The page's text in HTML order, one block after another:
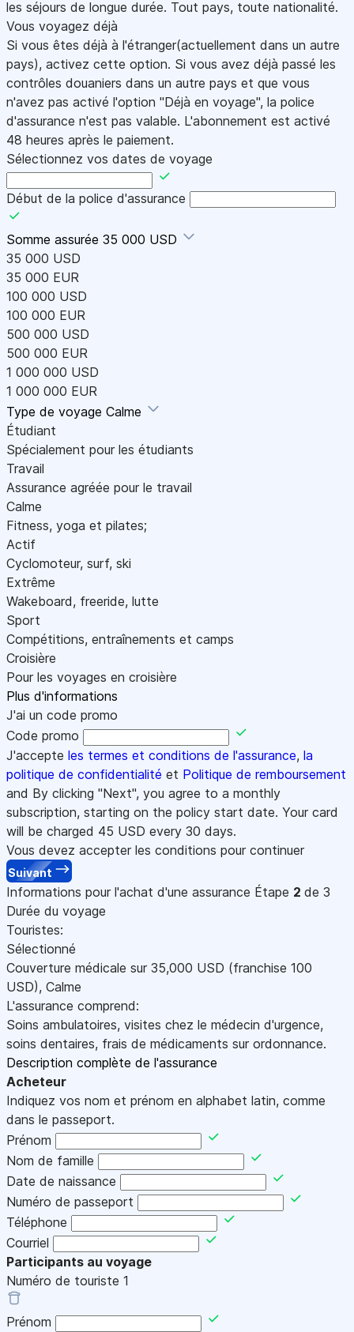
les séjours de longue durée. Tout pays, toute nationalité.
Vous voyagez déjà
Si vous êtes déjà à l'étranger(actuellement dans un autre
pays), activez cette option. Si vous avez déjà passé les
contrôles douaniers dans un autre pays et que vous
n'avez pas activé l'option "Déjà en voyage", la police
d'assurance n'est pas valable. L'abonnement est activé
48 heures après le paiement.
Sélectionnez vos dates de voyage
Début de la police d'assurance
Somme assurée 35 000 USD
35 000 USD
35 000 EUR
100 000 USD
100 000 EUR
500 000 USD
500 000 EUR
1 000 000 USD
1 000 000 EUR
Type de voyage Calme
Étudiant
Spécialement pour les étudiants
Travail
Assurance agréée pour le travail
Calme
Fitness, yoga et pilates;
Actif
Cyclomoteur, surf, ski
Extrême
Wakeboard, freeride, lutte
Sport
Compétitions, entraînements et camps
Croisière
Pour les voyages en croisière
Plus d'informations
J'ai un code promo
Code promo
J'accepte les termes et conditions de l'assurance, la
politique de confidentialité et Politique de remboursement
and By clicking "Next", you agree to a monthly
subscription, starting on the policy start date. Your card
will be charged 45 USD every 30 days.
Vous devez accepter les conditions pour continuer
Suivant
Informations pour l'achat d'une assurance Étape 2 de 3
Durée du voyage
Touristes:
Sélectionné
Couverture médicale sur 35,000 USD (franchise 100
USD), Calme
L'assurance comprend:
Soins ambulatoires, visites chez le médecin d'urgence,
soins dentaires, frais de médicaments sur ordonnance.
Description complète de l'assurance
Acheteur
Indiquez vos nom et prénom en alphabet latin, comme
dans le passeport.
Prénom
Nom de famille
Date de naissance
Numéro de passeport
Téléphone
Courriel
Participants au voyage
Numéro de touriste 1
Prénom